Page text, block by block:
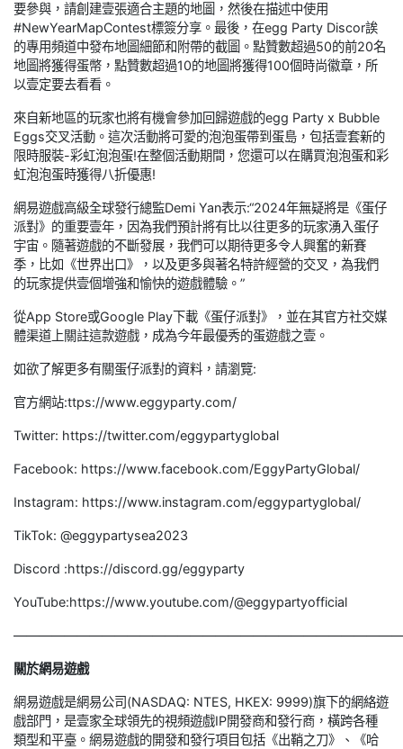
要參與，請創建壹張適合主題的地圖，然後在描述中使用
#NewYearMapContest標簽分享。最後，在egg Party Discor誒
的專用頻道中發布地圖細節和附帶的截圖。點贊數超過50的前20名
地圖將獲得蛋幣，點贊數超過10的地圖將獲得100個時尚徽章，所
以壹定要去看看。
來自新地區的玩家也將有機會參加回歸遊戲的egg Party x Bubble
Eggs交叉活動。這次活動將可愛的泡泡蛋帶到蛋島，包括壹套新的
限時服裝-彩虹泡泡蛋!在整個活動期間，您還可以在購買泡泡蛋和彩
虹泡泡蛋時獲得八折優惠!
網易遊戲高級全球發行總監Demi Yan表示:“2024年無疑將是《蛋仔
派對》的重要壹年，因為我們預計將有比以往更多的玩家湧入蛋仔
宇宙。隨著遊戲的不斷發展，我們可以期待更多令人興奮的新賽
季，比如《世界出口》，以及更多與著名特許經營的交叉，為我們
的玩家提供壹個增強和愉快的遊戲體驗。”
從App Store或Google Play下載《蛋仔派對》，並在其官方社交媒
體渠道上關註這款遊戲，成為今年最優秀的蛋遊戲之壹。
如欲了解更多有關蛋仔派對的資料，請瀏覽:
官方網站:ttps://www.eggyparty.com/
Twitter: https://twitter.com/eggypartyglobal
Facebook: https://www.facebook.com/EggyPartyGlobal/
Instagram: https://www.instagram.com/eggypartyglobal/
TikTok: @eggypartysea2023
Discord :https://discord.gg/eggyparty
YouTube:https://www.youtube.com/@eggypartyofficial
關於網易遊戲
網易遊戲是網易公司(NASDAQ: NTES, HKEX: 9999)旗下的網絡遊
戲部門，是壹家全球領先的視頻遊戲IP開發商和發行商，橫跨各種
類型和平臺。網易遊戲的開發和發行項目包括《出鞘之刀》、《哈